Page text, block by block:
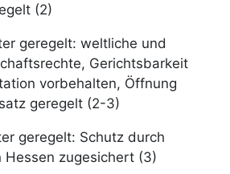
(2)
geregelt: weltliche und
Gerichtsbarkeit
vorbehalten, Öffnung
geregelt (2-3)
geregelt: Schutz durch
Hessen zugesichert (3)